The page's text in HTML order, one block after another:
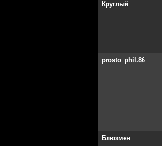
Круглый
prosto_phil.86
Блюзмен